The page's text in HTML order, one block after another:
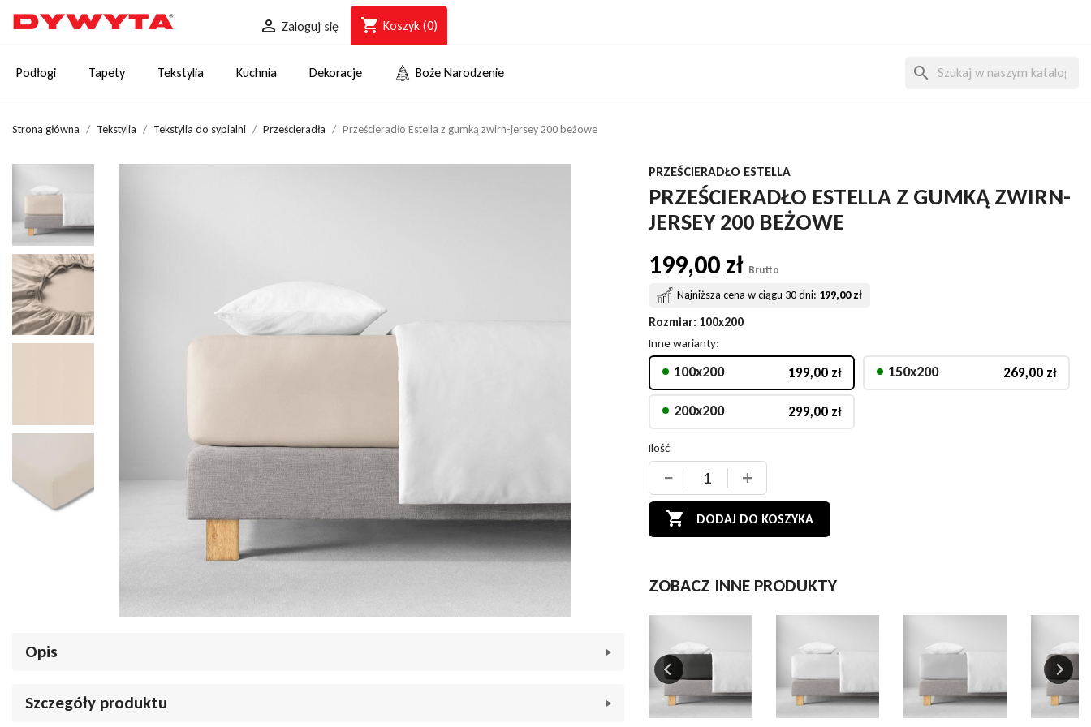
 Zaloguj się shopping_cart Koszyk (0)
Podłogi Tapety Tekstylia Kuchnia Dekoracje Boże Narodzenie search
Strona główna Tekstylia Tekstylia do sypialni Prześcieradła Prześcieradło Estella z gumką zwirn-jersey 200 beżowe
Opis
Szczegóły produktu
PRZEŚCIERADŁO ESTELLA
PRZEŚCIERADŁO ESTELLA Z GUMKĄ ZWIRN-
JERSEY 200 BEŻOWE
199,00 zł Brutto
Najniższa cena w ciągu 30 dni: 199,00 zł
Rozmiar: 100x200
Inne warianty:
100x200 199,00 zł 150x200 269,00 zł
200x200 299,00 zł
Ilość
− +
 DODAJ DO KOSZYKA
ZOBACZ INNE PRODUKTY